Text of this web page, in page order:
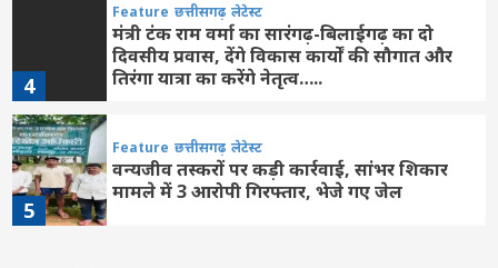
4
Feature छत्तीसगढ़ लेटेस्ट
मंत्री टंक राम वर्मा का सारंगढ़-बिलाईगढ़ का दो
दिवसीय प्रवास, देंगे विकास कार्यों की सौगात और
तिरंगा यात्रा का करेंगे नेतृत्व…..
5
Feature छत्तीसगढ़ लेटेस्ट
वन्यजीव तस्करों पर कड़ी कार्रवाई, सांभर शिकार
मामले में 3 आरोपी गिरफ्तार, भेजे गए जेल